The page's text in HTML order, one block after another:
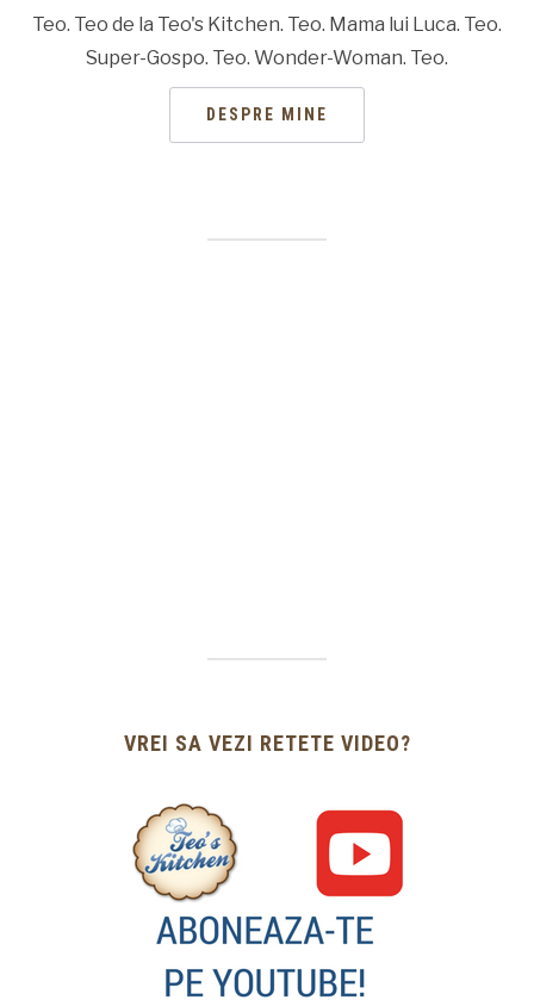
Teo. Teo de la Teo's Kitchen. Teo. Mama lui Luca. Teo.
Super-Gospo. Teo. Wonder-Woman. Teo.
DESPRE MINE
VREI SA VEZI RETETE VIDEO?